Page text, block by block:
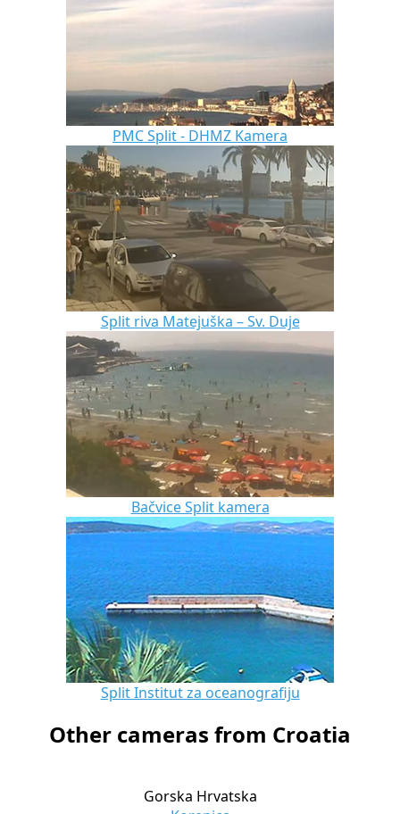
PMC Split - DHMZ Kamera
Split riva Matejuška – Sv. Duje
Bačvice Split kamera
Split Institut za oceanografiju
Other cameras from Croatia
Gorska Hrvatska